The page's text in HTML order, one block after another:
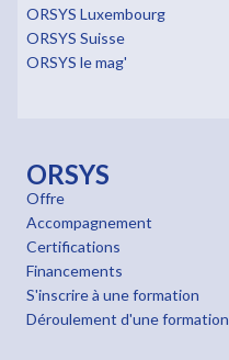
ORSYS Luxembourg
ORSYS Suisse
ORSYS le mag'
ORSYS
Offre
Accompagnement
Certifications
Financements
S'inscrire à une formation
Déroulement d'une formation